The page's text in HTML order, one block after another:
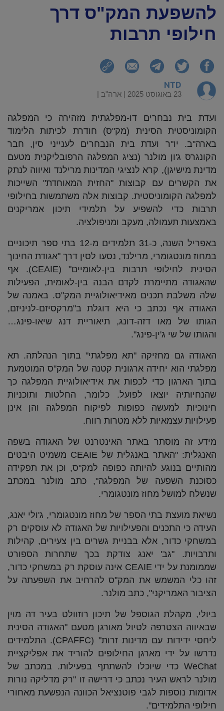
להשפעת המק"ס דרך
חילופי תרבות
NTD
23 באוגוסט 2025 | | ארה"ב
ועדת בית נבחרים דו-מפלגתית מזהירה כי המפלגה
הקומוניסטית הסינית (מק"ס) חודרת לכיתות הלימוד
בארה"ב. יו"ר ועדת בית הנבחרים לענייני סין, חבר
הקונגרס ג'ון מולנר (נציג המפלגה הרפובליקנית מטעם
מדינת מישיגן), קרא לנציגי המדינות מרילנד ואיווה לנתק
את הקשרים עם קבוצות "החזית המאוחדת" השייכות
למפלגה הקומוניסטית. קבוצות אלה משתמשות בחילופי
תרבות כדי להשפיע על תלמידי תיכון אמריקנים
באמצעות תעמולה, מעקב ומניפולציה.
באפריל השנה, כ-31 תלמידים מ-12 בתי ספר תיכוניים
במחוז מונטגומרי, מרילנד, נסעו לסין דרך "אגודת החינוך
הסינית לחילופי תרבות בין-לאומיים" (CEAIE). אף
שהאגודה מתיימרת לקדם הבנה בין-לאומית, הפעילות
שלה משלבת תכנים מאידיאולוגיית המק"ס. באמנה של
האגודה אף נכתב כי היא דוגלת ב"מרקסיזם-לניניזם,
הגותו של מאו דזה-דונג, תיאוריית דנג שיאו-פינג…
והגותו של שי ג'ין-פינג".
האגודה גם מחזיקה "תא מפלגתי" בתוך הנהלתה. תא
מפלגתי הוא יחידה ארגונית קטנה של המק"ס המוטמעת
בתוך הארגון כדי לכפות את אידיאולוגיית המפלגה כך
שהנחיותיה יוצאו לפועל. כלומר, החלטות ותוכניות
חינוכיות למעשה כפופות לפיקוח המפלגה והן אינן
פעילויות עצמאיות ללא מטרות רווח.
מידע זה מוסתר באתר האינטרנט של האגודה בשפה
האנגלית: "האתר באנגלית של CEAIE משמיט היבטים
מהותיים בנוגע להיותה כפופה למק"ס, וכן את תפקידה
כסוכנת השפעה של המפלגה", כתב מולנר במכתב
שנשלח למושל מחוז מונטגומרי.
נשיאת מועצת בתי הספר של מחוז מונטגומרי, ג'ולי יאנג,
העידה כי התכנים והפעילויות של האגודה לא עוסקים רק
במשחקי כדור, אלא בבניית גשרים בין צעירים, קהילות
ותרבויות. "גב' יאנג צודקת בכך שתחרות הספורט
שממומנת על ידי CEAIE אינה עוסקת רק במשחקי כדור,
זהו כלי המשמש את המק"ס להרחיב את השפעתה על
הציבור האמריקני", כתב מולנר.
ביולי, מקהלת הגוספל של תיכון רוזוולט בעיר דה מוין
שבאיווה הצטרפה לטיול מאורגן מטעם "האגודה הסינית
ליחסי ידידות עם מדינות זרות" (CPAFFC). התלמידים
נדרשו על ידי מארגן החילופים להוריד את אפליקציית
WeChat כדי שיוכלו להשתתף בפעילות. במכתב של
מולנר לראש העיר נכתב כי דרישה זו "רק מדליקה נורות
אדומות נוספות לגבי פוטנציאל הכוונה הנפשעת מאחורי
חילופי התלמידים".